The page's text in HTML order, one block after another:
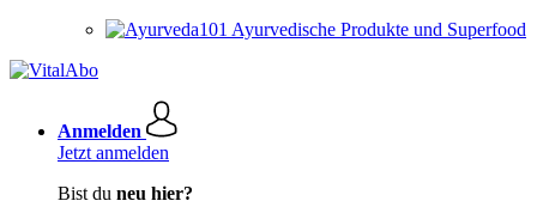
Ayurvedische Produkte und Superfood
Anmelden
Jetzt anmelden
Bist du neu hier?